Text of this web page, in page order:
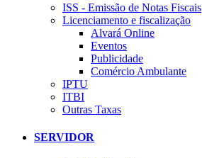
ISS - Emissão de Notas Fiscais
Licenciamento e fiscalização
Alvará Online
Eventos
Publicidade
Comércio Ambulante
IPTU
ITBI
Outras Taxas
SERVIDOR